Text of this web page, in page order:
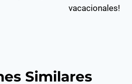
vacacionales!
Similares